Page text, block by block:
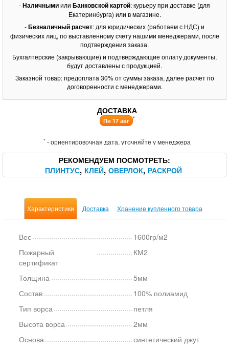
-Наличнымиили Банковской картой: курьеру при доставке (для
Екатеринбурга) или в магазине.
-Безналичный расчет: для юридических (работаем с НДС) и
физических лиц, по выставленному счету нашими менеджерами, после
подтверждения заказа.
Бухгалтерские (закрывающие) и подтверждающие оплату документы,
будут доставлены с продукцией.
Заказной товар: предоплата 30% от суммы заказа, далее расчет по
договоренности с менеджерами.
ДОСТАВКА
Пн 17 авг *
* - ориентировочная дата, уточняйте у менеджера
РЕКОМЕНДУЕМ ПОСМОТРЕТЬ
ПЛИНТУС КЛЕЙ ОВЕРЛОК РАСКРОЙ
Характеристики Доставка Хранение купленного товара
Вес
1600гр/м2
Пожарный
сертификат
КМ2
Толщина
5мм
Состав
100% полиамид
Тип ворса
петля
Высота ворса
2мм
Основа
синтетический джут